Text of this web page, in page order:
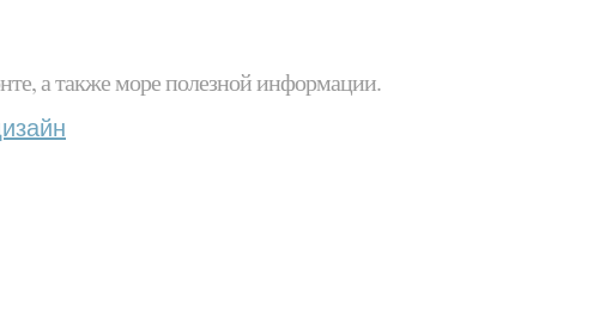
а также море полезной информации.